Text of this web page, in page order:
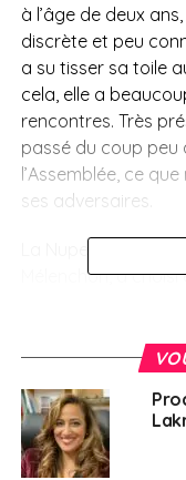
à l’âge de deux
discrète et peu
a su tisser sa toile
cela, elle a
rencontres. Très
passé du coup peu
l’Assemblée, ce
ses adversaires.
La Nupes, la
Mélenchon, a choisi
universitaire et
importante avec la
de la dernière
s’annonce serré
elle aussi bien le